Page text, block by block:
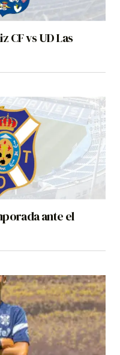
CF vs UD Las
ante el